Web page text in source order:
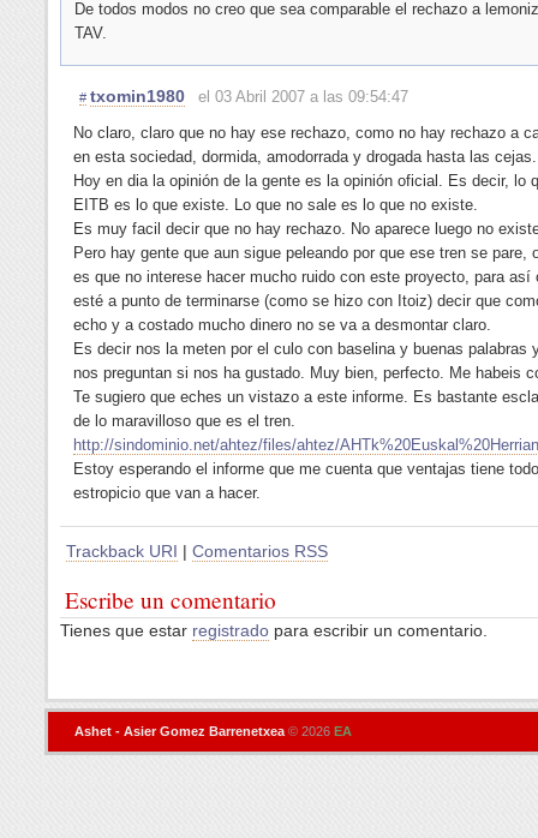
De todos modos no creo que sea comparable el rechazo a
TAV.
# txomin1980
el 03 Abril 2007 a las 09:54:47
No claro, claro que no hay ese rechazo, como no hay rechazo a
en esta sociedad, dormida, amodorrada y drogada hasta las cejas.
Hoy en dia la opinión de la gente es la opinión oficial. Es decir, lo
EITB es lo que existe. Lo que no sale es lo que no existe.
Es muy facil decir que no hay rechazo. No aparece luego no
Pero hay gente que aun sigue peleando por que ese tren se pare,
es que no interese hacer mucho ruido con este proyecto, para así
esté a punto de terminarse (como se hizo con Itoiz) decir que
echo y a costado mucho dinero no se va a desmontar claro.
Es decir nos la meten por el culo con baselina y buenas palabras
nos preguntan si nos ha gustado. Muy bien, perfecto. Me habeis
Te sugiero que eches un vistazo a este informe. Es bastante
de lo maravilloso que es el tren.
http://sindominio.net/ahtez/files/ahtez/
Estoy esperando el informe que me cuenta que ventajas tiene
estropicio que van a hacer.
Trackback URI | Comentarios RSS
Escribe un comentario
Tienes que estar registrado para escribir un comentario.
Ashet - Asier Gomez Barrenetxea © 2026 EA